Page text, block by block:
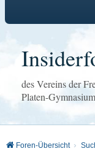
des Vereins der
Platen-
Foren-Übersicht